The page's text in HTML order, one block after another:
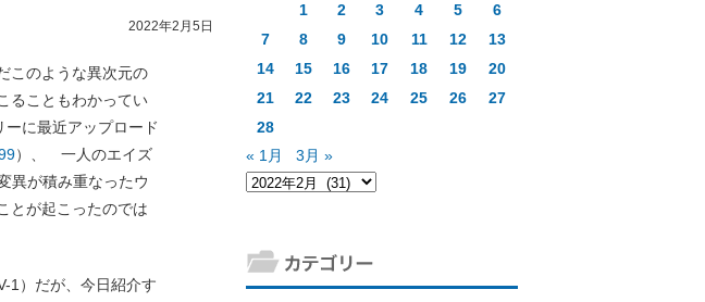
2022年2月5日
このような異次元の
ることもわかってい
に最近アップロード
）、 一人のエイズ
異が積み重なったウ
とが起こったのでは
1）だが、今日紹介す
1
2 3 4 5
6
7
8 9 10 11 12
13
14
15 16 17 18 19
20
21
22 23 24 25 26
27
28
« 1月
3月 »